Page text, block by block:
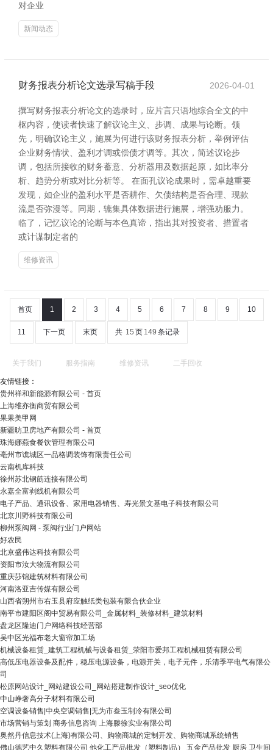
对企业
新闻动态
财务报表分析论文选录写稿手段 2026-04-01
撰写财务报表分析论文的选录时，应片言只语地综合全文的中
枢内容，使读者快速了解议论主义、步调、成果与论断。领
先，明确议论主义，施展为何进行该财务报表分析，举例评估
企业财务情状、盈利才调或偿债才调等。其次，简述议论步
调，包括所接收的财务蓄意、分析器用及数据起原，如比率分
析、趋势分析或对比分析等。 在面孔议论成果时，需卓越重要
发现，如企业的盈利水平是否耕作、欠债结构是否合理、现款
流是否弥漫等。同期，辘集具体数据进行施展，增强劝服力。
临了，记忆议论的论断与本色真谛，指出其对投资者、措置者
或计谋制定者的
维修资讯
首页 1 2 3 4 5 6 7 8 9 10
11 下一页 末页 共 15 页 149 条记录
关于我们 服务指南 维修资讯 二手回收
友情链接：
贵州祥和新能源有限公司 - 首页
上海维亦衡商贸有限公司
果果美甲网
新疆昉卫房地产有限公司 - 首页
珠海娜燕食餐饮管理有限公司
亳州市谯城区一品格调装饰有限责任公司
云南机库科技
徐州苏北钢筋连接有限公司
永嘉全富剥线机有限公司
电子产品、通讯设备、家用电器销售、寿光景文基电子科技有限公司
北京川野科技有限公司
柳州泵阀网 - 泵阀行业门户网站
好农民
北京盛伟达科技有限公司
资阳市汝大物流有限公司
重庆莎锦建筑材料有限公司
河南洛亚吉传媒有限公司
山西省朔州市右玉县府应触纸类包装有限合伙企业
南平市建阳区阁中贸易有限公司_金属材料_装修材料_建筑材料
盘龙区隆迪门户网络科技经营部
吴中区光福布老大窗帘加工场
机械设备租赁_建筑工程机械与设备租赁_荥阳市爱邦工程机械租赁有限公司
高低压电器设备及配件，稳压电源设备，电源开关，电子元件，乐清季平电气有限公
司
松原网站设计_网站建设公司_网站搭建制作设计_seo优化
中山峥奢高分子材料有限公司
空调设备销售|中央空调销售|无为市叁玉制冷有限公司
市场营销与策划 商务信息咨询 上海滕徐实业有限公司
奥然丹信息技术(上海)有限公司、购物商城的定制开发、购物商城系统销售
佛山德艺中久塑料有限公司 他化工产品批发（塑料制品） 五金产品批发 厨房 卫生间